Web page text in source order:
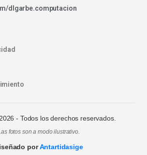
dlgarbe.computacion
2026 - Todos los derechos reservados.
fotos son a modo ilustrativo.
porAntartidasige